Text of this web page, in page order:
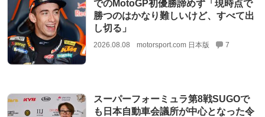
でのMotoGP初優勝諦めず「現時点で
勝つのはかなり難しいけど、すべて出
し切る」
2026.08.08 motorsport.com 日本版 7
スーパーフォーミュラ第8戦SUGOで
も日本自動車会議所が中心となった令